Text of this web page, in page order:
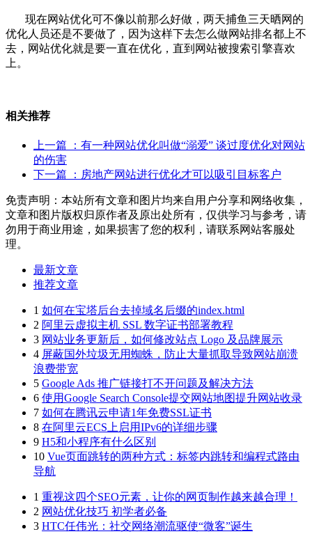
现在网站优化可不像以前那么好做，两天捕鱼三天晒网的
优化人员还是不要做了，因为这样下去怎么做网站排名都上不
去，网站优化就是要一直在优化，直到网站被搜索引擎喜欢
上。
相关推荐
上一篇
：有一种网站优化叫做“溺爱” 谈过度优化对网站
的伤害
下一篇
：房地产网站进行优化才可以吸引目标客户
免责声明：本站所有文章和图片均来自用户分享和网络收集，
文章和图片版权归原作者及原出处所有，仅供学习与参考，请
勿用于商业用途，如果损害了您的权利，请联系网站客服处
理。
最新文章
推荐文章
1 如何在宝塔后台去掉域名后缀的index.html
2 阿里云虚拟主机 SSL 数字证书部署教程
3 网站业务更新后，如何修改站点 Logo 及品牌展示
4 屏蔽国外垃圾无用蜘蛛，防止大量抓取导致网站崩溃
浪费带宽
5 Google Ads 推广链接打不开问题及解决方法
6 使用Google Search Console提交网站地图提升网站收录
7 如何在腾讯云申请1年免费SSL证书
8 在阿里云ECS上启用IPv6的详细步骤
9 H5和小程序有什么区别
10 Vue页面跳转的两种方式：标签内跳转和编程式路由
导航
1 重视这四个SEO元素，让你的网页制作越来越合理！
2 网站优化技巧 初学者必备
3 HTC任伟光：社交网络潮流驱使“微客”诞生